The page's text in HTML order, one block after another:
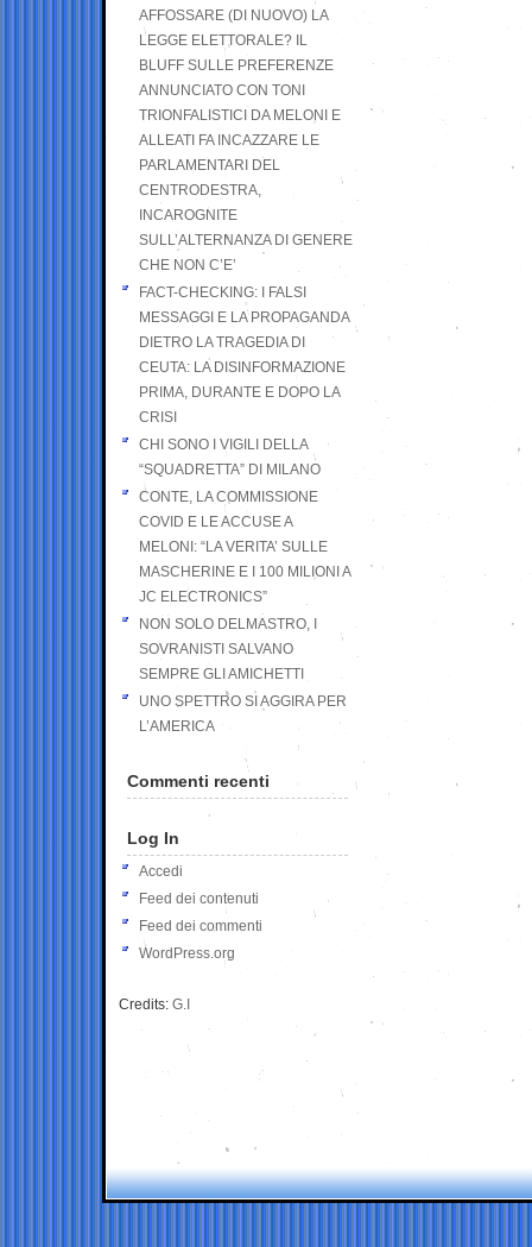
AFFOSSARE (DI NUOVO) LA
LEGGE ELETTORALE? IL
BLUFF SULLE PREFERENZE
ANNUNCIATO CON TONI
TRIONFALISTICI DA MELONI E
ALLEATI FA INCAZZARE LE
PARLAMENTARI DEL
CENTRODESTRA,
INCAROGNITE
SULL’ALTERNANZA DI GENERE
CHE NON C’E’
FACT-CHECKING: I FALSI
MESSAGGI E LA PROPAGANDA
DIETRO LA TRAGEDIA DI
CEUTA: LA DISINFORMAZIONE
PRIMA, DURANTE E DOPO LA
CRISI
CHI SONO I VIGILI DELLA
“SQUADRETTA” DI MILANO
CONTE, LA COMMISSIONE
COVID E LE ACCUSE A
MELONI: “LA VERITA’ SULLE
MASCHERINE E I 100 MILIONI A
JC ELECTRONICS”
NON SOLO DELMASTRO, I
SOVRANISTI SALVANO
SEMPRE GLI AMICHETTI
UNO SPETTRO SI AGGIRA PER
L’AMERICA
Commenti recenti
Log In
Accedi
Feed dei contenuti
Feed dei commenti
WordPress.org
Credits: G.I